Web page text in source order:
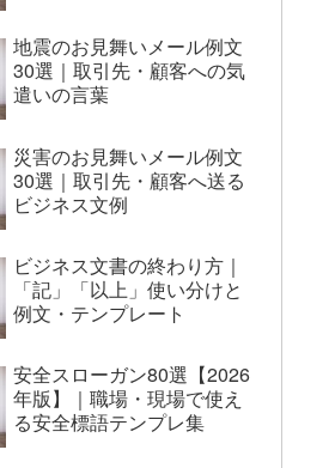
地震のお見舞いメール例文
30選｜取引先・顧客への気
遣いの言葉
災害のお見舞いメール例文
30選｜取引先・顧客へ送る
ビジネス文例
ビジネス文書の終わり方｜
「記」「以上」使い分けと
例文・テンプレート
安全スローガン80選【2026
年版】｜職場・現場で使え
る安全標語テンプレ集